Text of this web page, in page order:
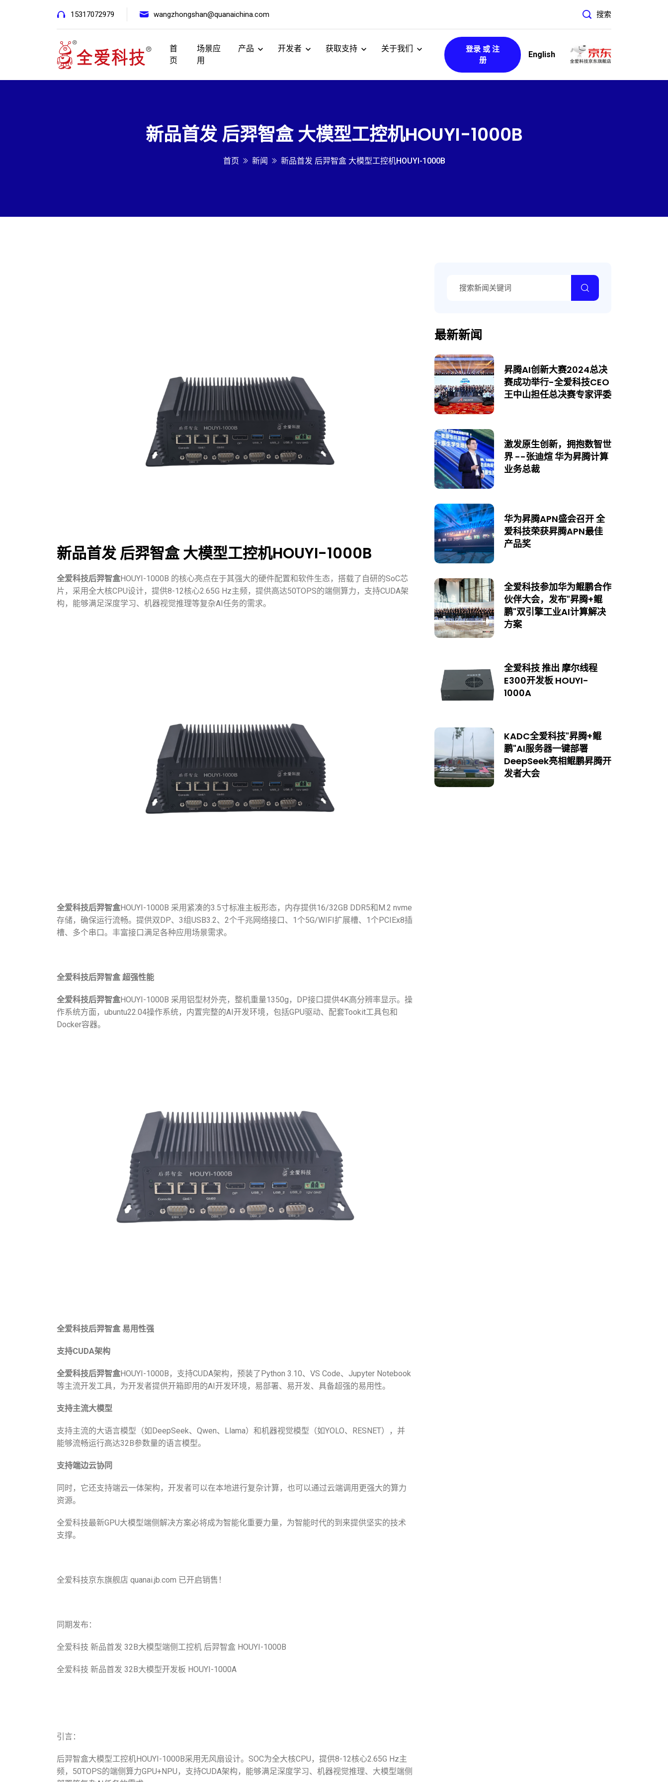
15317072979 wangzhongshan@quanaichina.com 搜索
首
页
场景应
用
产品 开发者 获取支持 关于我们
登录 或 注
册
English
新品首发 后羿智盒 大模型工控机HOUYI-1000B
首页 新闻 新品首发 后羿智盒 大模型工控机HOUYI-1000B
新品首发 后羿智盒 大模型工控机HOUYI-1000B
全爱科技后羿智盒HOUYI-1000B 的核心亮点在于其强大的硬件配置和软件生态，搭载了自研的SoC芯
片，采用全大核CPU设计，提供8-12核心2.65G Hz主频，提供高达50TOPS的端侧算力，支持CUDA架
构，能够满足深度学习、机器视觉推理等复杂AI任务的需求。
全爱科技后羿智盒HOUYI-1000B 采用紧凑的3.5寸标准主板形态，内存提供16/32GB DDR5和M.2 nvme
存储，确保运行流畅。提供双DP、3组USB3.2、2个千兆网络接口、1个5G/WIFI扩展槽、1个PCIEx8插
槽、多个串口。丰富接口满足各种应用场景需求。
全爱科技后羿智盒 超强性能
全爱科技后羿智盒HOUYI-1000B 采用铝型材外壳，整机重量1350g，DP接口提供4K高分辨率显示。操
作系统方面，ubuntu22.04操作系统，内置完整的AI开发环境，包括GPU驱动、配套Tookit工具包和
Docker容器。
全爱科技后羿智盒 易用性强
支持CUDA架构
全爱科技后羿智盒HOUYI-1000B，支持CUDA架构，预装了Python 3.10、VS Code、Jupyter Notebook
等主流开发工具，为开发者提供开箱即用的AI开发环境，易部署、易开发、具备超强的易用性。
支持主流大模型
支持主流的大语言模型（如DeepSeek、Qwen、Llama）和机器视觉模型（如YOLO、RESNET），并
能够流畅运行高达32B参数量的语言模型。
支持端边云协同
同时，它还支持端云一体架构，开发者可以在本地进行复杂计算，也可以通过云端调用更强大的算力
资源。
全爱科技最新GPU大模型端侧解决方案必将成为智能化重要力量，为智能时代的到来提供坚实的技术
支撑。
全爱科技京东旗舰店 quanai.jb.com 已开启销售！
同期发布：
全爱科技 新品首发 32B大模型端侧工控机 后羿智盒 HOUYI-1000B
全爱科技 新品首发 32B大模型开发板 HOUYI-1000A
引言：
后羿智盒大模型工控机HOUYI-1000B采用无风扇设计。SOC为全大核CPU，提供8-12核心2.65G Hz主
频，50TOPS的端侧算力GPU+NPU，支持CUDA架构，能够满足深度学习、机器视觉推理、大模型端侧
最新新闻
昇腾AI创新大赛2024总决
赛成功举行-全爱科技CEO
王中山担任总决赛专家评委
激发原生创新，拥抱数智世
界 --张迪煊 华为昇腾计算
业务总裁
华为昇腾APN盛会召开 全
爱科技荣获昇腾APN最佳
产品奖
全爱科技参加华为鲲鹏合作
伙伴大会，发布"昇腾+鲲
鹏"双引擎工业AI计算解决
方案
全爱科技 推出 摩尔线程
E300开发板 HOUYI-
1000A
KADC全爱科技"昇腾+鲲
鹏"AI服务器一键部署
DeepSeek亮相鲲鹏昇腾开
发者大会